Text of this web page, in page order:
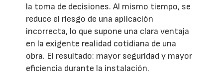
la toma de decisiones. Al mismo tiempo, se
reduce el riesgo de una aplicación
incorrecta, lo que supone una clara ventaja
en la exigente realidad cotidiana de una
obra. El resultado: mayor seguridad y mayor
eficiencia durante la instalación.